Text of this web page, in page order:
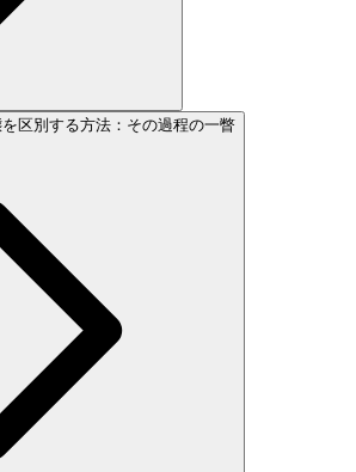
区別する方法：その過程の一瞥